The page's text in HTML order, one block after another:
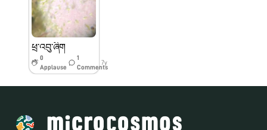
ཕྲ་འབུ་ཞིག
0
Applause
1
Comments
7y